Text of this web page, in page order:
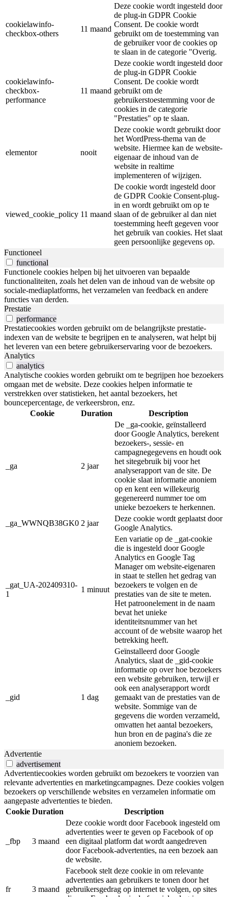
cookielawinfo-
checkbox-others
11 maand
Deze cookie wordt ingesteld door
de plug-in GDPR Cookie
Consent. De cookie wordt
gebruikt om de toestemming van
de gebruiker voor de cookies op
te slaan in de categorie "Overig.
cookielawinfo-
checkbox-
performance
11 maand
Deze cookie wordt ingesteld door
de plug-in GDPR Cookie
Consent. De cookie wordt
gebruikt om de
gebruikerstoestemming voor de
cookies in de categorie
"Prestaties" op te slaan.
elementor nooit
Deze cookie wordt gebruikt door
het WordPress-thema van de
website. Hiermee kan de website-
eigenaar de inhoud van de
website in realtime
implementeren of wijzigen.
viewed_cookie_policy 11 maand
De cookie wordt ingesteld door
de GDPR Cookie Consent-plug-
in en wordt gebruikt om op te
slaan of de gebruiker al dan niet
toestemming heeft gegeven voor
het gebruik van cookies. Het slaat
geen persoonlijke gegevens op.
Functioneel
functional
Functionele cookies helpen bij het uitvoeren van bepaalde
functionaliteiten, zoals het delen van de inhoud van de website op
sociale-mediaplatforms, het verzamelen van feedback en andere
functies van derden.
Prestatie
performance
Prestatiecookies worden gebruikt om de belangrijkste prestatie-
indexen van de website te begrijpen en te analyseren, wat helpt bij
het leveren van een betere gebruikerservaring voor de bezoekers.
Analytics
analytics
Analytische cookies worden gebruikt om te begrijpen hoe bezoekers
omgaan met de website. Deze cookies helpen informatie te
verstrekken over statistieken, het aantal bezoekers, het
bouncepercentage, de verkeersbron, enz.
Cookie
Duration Description
_ga 2 jaar
De _ga-cookie, geïnstalleerd
door Google Analytics, berekent
bezoekers-, sessie- en
campagnegegevens en houdt ook
het sitegebruik bij voor het
analyserapport van de site. De
cookie slaat informatie anoniem
op en kent een willekeurig
gegenereerd nummer toe om
unieke bezoekers te herkennen.
_ga_WWNQB38GK0 2 jaar
Deze cookie wordt geplaatst door
Google Analytics.
_gat_UA-202409310-
1
1 minuut
Een variatie op de _gat-cookie
die is ingesteld door Google
Analytics en Google Tag
Manager om website-eigenaren
in staat te stellen het gedrag van
bezoekers te volgen en de
prestaties van de site te meten.
Het patroonelement in de naam
bevat het unieke
identiteitsnummer van het
account of de website waarop het
betrekking heeft.
_gid 1 dag
Geïnstalleerd door Google
Analytics, slaat de _gid-cookie
informatie op over hoe bezoekers
een website gebruiken, terwijl er
ook een analyserapport wordt
gemaakt van de prestaties van de
website. Sommige van de
gegevens die worden verzameld,
omvatten het aantal bezoekers,
hun bron en de pagina's die ze
anoniem bezoeken.
Advertentie
advertisement
Advertentiecookies worden gebruikt om bezoekers te voorzien van
relevante advertenties en marketingcampagnes. Deze cookies volgen
bezoekers op verschillende websites en verzamelen informatie om
aangepaste advertenties te bieden.
Cookie Duration Description
_fbp 3 maand
Deze cookie wordt door Facebook ingesteld om
advertenties weer te geven op Facebook of op
een digitaal platform dat wordt aangedreven
door Facebook-advertenties, na een bezoek aan
de website.
fr 3 maand
Facebook stelt deze cookie in om relevante
advertenties aan gebruikers te tonen door het
gebruikersgedrag op internet te volgen, op sites